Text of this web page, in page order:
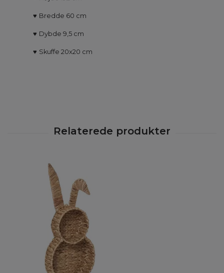
♥ Bredde 60 cm
♥ Dybde 9,5 cm
♥ Skuffe 20x20 cm